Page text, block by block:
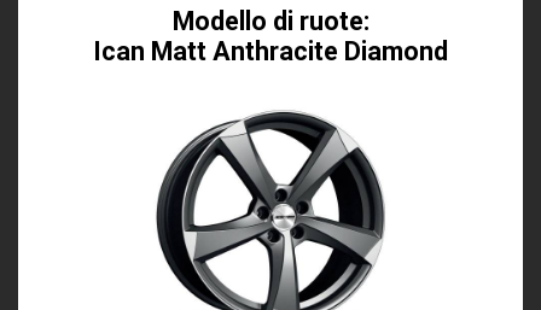
Modello di ruote:
Ican Matt Anthracite Diamond